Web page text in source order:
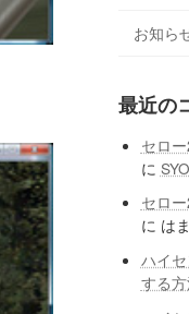
お知ら
最近の
セロ
に
セロ
に は
ハイ
する